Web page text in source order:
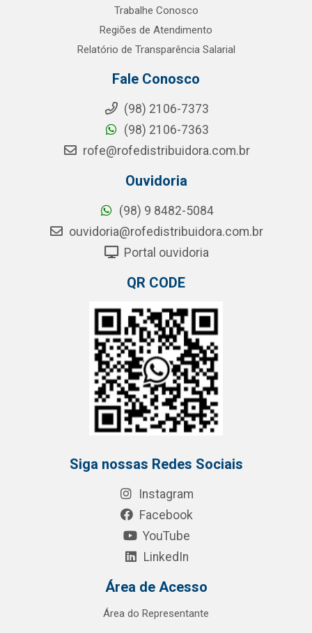
Trabalhe Conosco
Regiões de Atendimento
Relatório de Transparência Salarial
Fale Conosco
(98) 2106-7373
(98) 2106-7363
rofe@rofedistribuidora.com.br
Ouvidoria
(98) 9 8482-5084
ouvidoria@rofedistribuidora.com.br
Portal ouvidoria
QR CODE
Siga nossas Redes Sociais
Instagram
Facebook
YouTube
LinkedIn
Área de Acesso
Área do Representante